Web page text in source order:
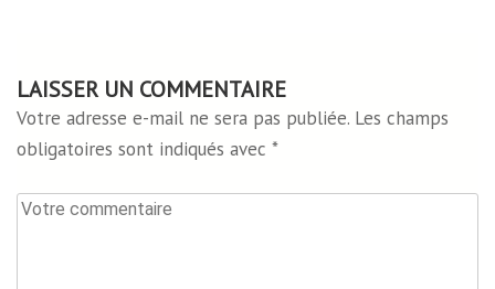
LAISSER UN COMMENTAIRE
Votre adresse e-mail ne sera pas publiée. Les champs
obligatoires sont indiqués avec *
Votre